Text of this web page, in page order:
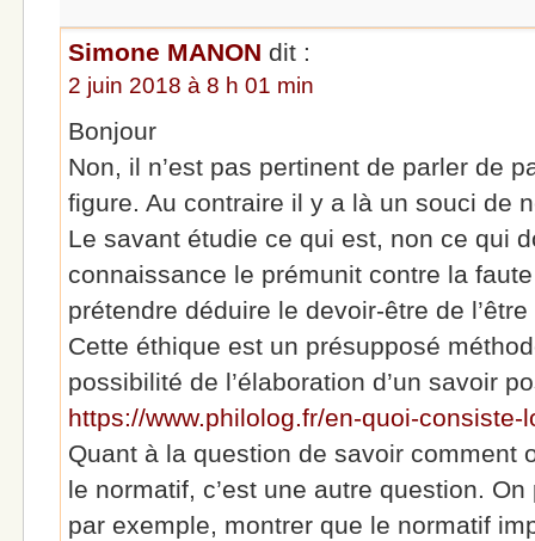
Simone MANON dit :
2 juin 2018 à 8 h 01 min
Bonjour
Non, il n’est pas pertinent de parler de
figure. Au contraire il y a là un souci de
Le savant étudie ce qui est, non ce qui
connaissance le prémunit contre la
prétendre déduire le devoir-être de l’être
Cette éthique est un présupposé
possibilité de l’élaboration d’un savoir
https://www.philolog.fr/en-quoi-
Quant à la question de savoir comment
le normatif, c’est une autre question.
par exemple, montrer que le normatif